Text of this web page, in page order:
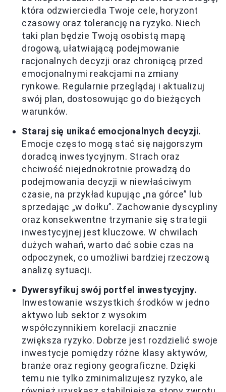
która odzwierciedla Twoje cele, horyzont
czasowy oraz tolerancję na ryzyko. Niech
taki plan będzie Twoją osobistą mapą
drogową, ułatwiającą podejmowanie
racjonalnych decyzji oraz chroniącą przed
emocjonalnymi reakcjami na zmiany
rynkowe. Regularnie przeglądaj i aktualizuj
swój plan, dostosowując go do bieżących
warunków.
Staraj się unikać emocjonalnych decyzji.
Emocje często mogą stać się najgorszym
doradcą inwestycyjnym. Strach oraz
chciwość niejednokrotnie prowadzą do
podejmowania decyzji w niewłaściwym
czasie, na przykład kupując „na górce” lub
sprzedając „w dołku”. Zachowanie dyscypliny
oraz konsekwentne trzymanie się strategii
inwestycyjnej jest kluczowe. W chwilach
dużych wahań, warto dać sobie czas na
odpoczynek, co umożliwi bardziej rzeczową
analizę sytuacji.
Dywersyfikuj swój portfel inwestycyjny.
Inwestowanie wszystkich środków w jedno
aktywo lub sektor z wysokim
współczynnikiem korelacji znacznie
zwiększa ryzyko. Dobrze jest rozdzielić swoje
inwestycje pomiędzy różne klasy aktywów,
branże oraz regiony geograficzne. Dzięki
temu nie tylko zminimalizujesz ryzyko, ale